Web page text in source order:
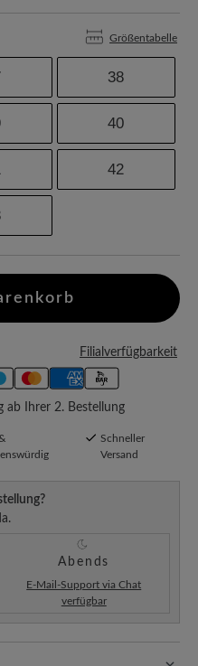
Größentabelle
38
40
42
Filialverfügbarkeit
ab Ihrer 2. Bestellung
Schneller
Versand
Abends
E-Mail-Support via Chat
verfügbar